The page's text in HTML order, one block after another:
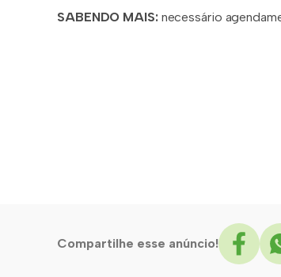
SABENDO MAIS:necessário
Compartilhe esse anúncio!